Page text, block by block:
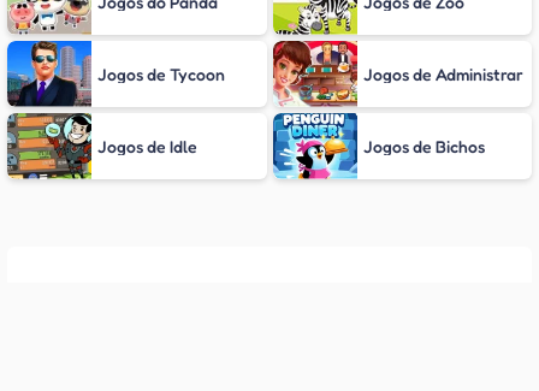
Jogos de Tycoon Jogos de Administrar
Jogos de Idle Jogos de Bichos